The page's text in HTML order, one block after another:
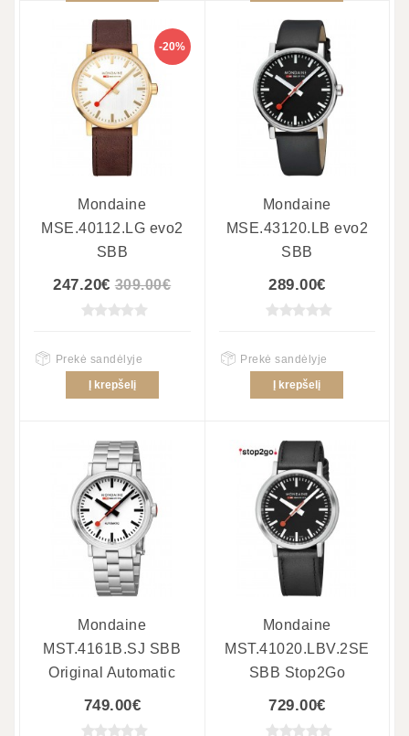
-20%
Mondaine
MSE.40112.LG evo2
SBB
247.20€ 309.00€
Prekė sandėlyje
Į krepšelį
Mondaine
MSE.43120.LB evo2
SBB
289.00€
Prekė sandėlyje
Į krepšelį
Mondaine
MST.4161B.SJ SBB
Original Automatic
749.00€
Mondaine
MST.41020.LBV.2SE
SBB Stop2Go
729.00€